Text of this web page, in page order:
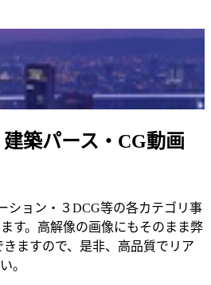
建築パース・CG動画
ション・３DCG等の各カテゴリ事
す。高解像の画像にもそのまま弊
ますので、是非、高品質でリア
。